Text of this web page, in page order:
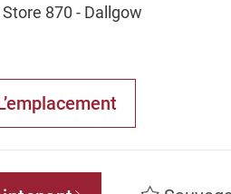
Store 870 - Dallgow